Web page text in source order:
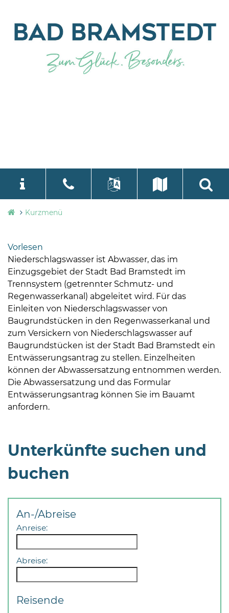
Stadtverwaltung
Bramstedt
Bleeck 15-
24576 Bad
Bramstedt
04192-
506-
zentrale@badbramstedt.de
Mo,
Di,
Fr
08
Do
language
Kurzmenü
Vorlesen
Niederschlagswasser ist Abwasser, das im
Einzugsgebiet der Stadt Bad Bramstedt im
Trennsystem (getrennter Schmutz- und
Regenwasserkanal) abgeleitet wird. Für das
Einleiten von Niederschlagswasser von
Baugrundstücken in den Regenwasserkanal und
zum Versickern von Niederschlagswasser auf
Baugrundstücken ist der Stadt Bad Bramstedt ein
Entwässerungsantrag zu stellen. Einzelheiten
können der Abwassersatzung entnommen werden.
Die Abwassersatzung und das Formular
Entwässerungsantrag können Sie im Bauamt
anfordern.
Unterkünfte suchen und
buchen
An-/Abreise
Anreise:
Abreise:
Reisende